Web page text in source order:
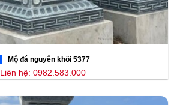
Mộ đá nguyên khối 5377
Liên hệ: 0982.583.000